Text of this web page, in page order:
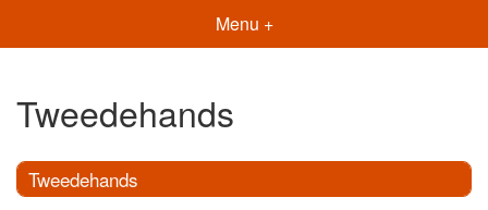
Menu +
Tweedehands
Tweedehands